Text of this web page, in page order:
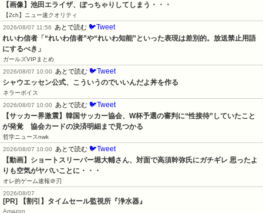
【画像】池田エライザ、ぽっちゃりしてしまう・・・
【2ch】ニュー速クオリティ
2026/08/07 11:56
あとで読む 🐦Tweet
れいわ信者「“れいわ信者”や“れいわ知能”といった表現は差別的。放送禁止用語
にするべき」
ガールズVIPまとめ
2026/08/07 10:00
あとで読む 🐦Tweet
シャウエッセン公式、こういうのでいいんだよ丼を作る
ネラーボイス
2026/08/07 10:00
あとで読む 🐦Tweet
【サッカー界激震】韓国サッカー協会、W杯予選の審判に“性接待”していたこと
が発覚　協会カードの決済明細まで見つかる
哲学ニュースnwk
2026/08/07 10:00
あとで読む 🐦Tweet
【動画】ショートスリーパー堀大輔さん、対面で高須幹弥氏にガチギレ 思ったよ
りも空気がヤバいことに・・・
オレ的ゲーム速報＠刃
2026/08/07
[PR] 【割引】タイムセール監視所『浄水器』
Amazon